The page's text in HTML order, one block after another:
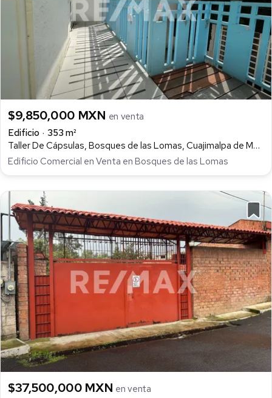
$9,850,000 MXN en venta
Edificio
353 m²
Taller De Cápsulas, Bosques de las Lomas, Cuajimalpa de Morelos
Edificio Comercial en Venta en Bosques de las Lomas
$37,500,000 MXN en venta